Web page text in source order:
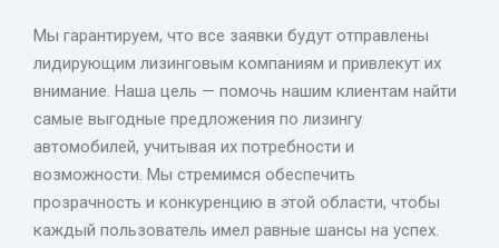
Мы гарантируем, что все заявки будут отправлены
лидирующим лизинговым компаниям и привлекут их
внимание. Наша цель — помочь нашим клиентам найти
самые выгодные предложения по лизингу
автомобилей, учитывая их потребности и
возможности. Мы стремимся обеспечить
прозрачность и конкуренцию в этой области, чтобы
каждый пользователь имел равные шансы на успех.